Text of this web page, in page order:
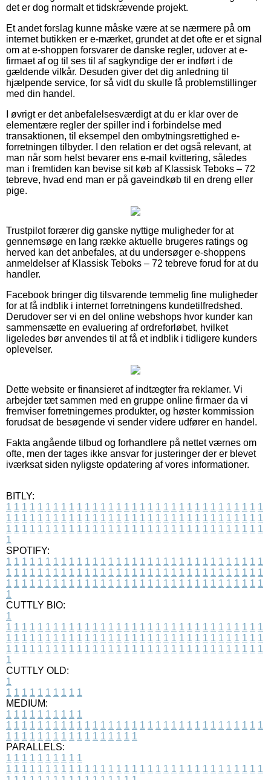
det er dog normalt et tidskrævende projekt.
Et andet forslag kunne måske være at se nærmere på om
internet butikken er e-mærket, grundet at det ofte er et signal
om at e-shoppen forsvarer de danske regler, udover at e-
firmaet af og til ses til af sagkyndige der er indført i de
gældende vilkår. Desuden giver det dig anledning til
hjælpende service, for så vidt du skulle få problemstillinger
med din handel.
I øvrigt er det anbefalelsesværdigt at du er klar over de
elementære regler der spiller ind i forbindelse med
transaktionen, til eksempel den ombytningsrettighed e-
forretningen tilbyder. I den relation er det også relevant, at
man når som helst bevarer ens e-mail kvittering, således
man i fremtiden kan bevise sit køb af Klassisk Teboks – 72
tebreve, hvad end man er på gaveindkøb til en dreng eller
pige.
Trustpilot forærer dig ganske nyttige muligheder for at
gennemsøge en lang række aktuelle brugeres ratings og
herved kan det anbefales, at du undersøger e-shoppens
anmeldelser af Klassisk Teboks – 72 tebreve forud for at du
handler.
Facebook bringer dig tilsvarende temmelig fine muligheder
for at få indblik i internet forretningens kundetilfredshed.
Derudover ser vi en del online webshops hvor kunder kan
sammensætte en evaluering af ordreforløbet, hvilket
ligeledes bør anvendes til at få et indblik i tidligere kunders
oplevelser.
Dette website er finansieret af indtægter fra reklamer. Vi
arbejder tæt sammen med en gruppe online firmaer da vi
fremviser forretningernes produkter, og høster kommission
forudsat de besøgende vi sender videre udfører en handel.
Fakta angående tilbud og forhandlere på nettet værnes om
ofte, men der tages ikke ansvar for justeringer der er blevet
iværksat siden nyligste opdatering af vores informationer.
BITLY:
1 1 1 1 1 1 1 1 1 1 1 1 1 1 1 1 1 1 1 1 1 1 1 1 1 1 1 1 1 1 1 1 1
1 1 1 1 1 1 1 1 1 1 1 1 1 1 1 1 1 1 1 1 1 1 1 1 1 1 1 1 1 1 1 1 1
1 1 1 1 1 1 1 1 1 1 1 1 1 1 1 1 1 1 1 1 1 1 1 1 1 1 1 1 1 1 1 1 1
1
SPOTIFY:
1 1 1 1 1 1 1 1 1 1 1 1 1 1 1 1 1 1 1 1 1 1 1 1 1 1 1 1 1 1 1 1 1
1 1 1 1 1 1 1 1 1 1 1 1 1 1 1 1 1 1 1 1 1 1 1 1 1 1 1 1 1 1 1 1 1
1 1 1 1 1 1 1 1 1 1 1 1 1 1 1 1 1 1 1 1 1 1 1 1 1 1 1 1 1 1 1 1 1
1
CUTTLY BIO:
1
1 1 1 1 1 1 1 1 1 1 1 1 1 1 1 1 1 1 1 1 1 1 1 1 1 1 1 1 1 1 1 1 1
1 1 1 1 1 1 1 1 1 1 1 1 1 1 1 1 1 1 1 1 1 1 1 1 1 1 1 1 1 1 1 1 1
1 1 1 1 1 1 1 1 1 1 1 1 1 1 1 1 1 1 1 1 1 1 1 1 1 1 1 1 1 1 1 1 1
1
CUTTLY OLD:
1
1 1 1 1 1 1 1 1 1 1
MEDIUM:
1 1 1 1 1 1 1 1 1 1
1 1 1 1 1 1 1 1 1 1 1 1 1 1 1 1 1 1 1 1 1 1 1 1 1 1 1 1 1 1 1 1 1
1 1 1 1 1 1 1 1 1 1 1 1 1 1 1 1 1
PARALLELS:
1 1 1 1 1 1 1 1 1 1
1 1 1 1 1 1 1 1 1 1 1 1 1 1 1 1 1 1 1 1 1 1 1 1 1 1 1 1 1 1 1 1 1